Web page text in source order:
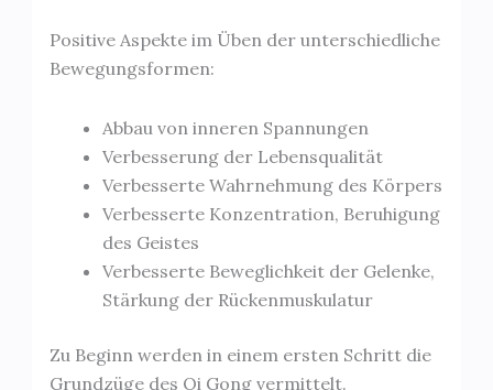
Positive Aspekte im Üben der unterschiedliche
Bewegungsformen:
Abbau von inneren Spannungen
Verbesserung der Lebensqualität
Verbesserte Wahrnehmung des Körpers
Verbesserte Konzentration, Beruhigung
des Geistes
Verbesserte Beweglichkeit der Gelenke,
Stärkung der Rückenmuskulatur
Zu Beginn werden in einem ersten Schritt die
Grundzüge des Qi Gong vermittelt.